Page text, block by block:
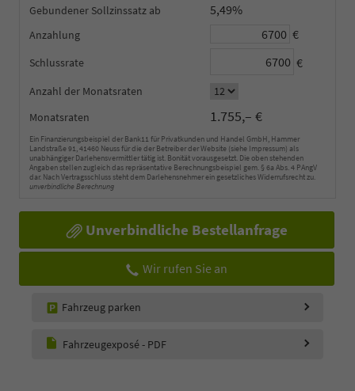
Gebundener Sollzinssatz 5,49%
Anzahlung €
Schlussrate €
Anzahl der Monatsraten
Monatsraten
1.755,– €
Ein Finanzierungsbeispiel der Bank11 für Privatkunden und Handel GmbH, Hammer
Landstraße 91, 41460 Neuss für die der Betreiber der Website (siehe Impressum) als
unabhängiger Darlehensvermittler tätig ist. Bonität vorausgesetzt. Die oben stehenden
Angaben stellen zugleich das repräsentative Berechnungsbeispiel gem. § 6a Abs. 4 PAngV
dar. Nach Vertragsschluss steht dem Darlehensnehmer ein gesetzliches Widerrufsrecht zu.
unverbindliche Berechnung
Unverbindliche Bestellanfrage
Wir rufen Sie an
Fahrzeug parken
Fahrzeugexposé - PDF